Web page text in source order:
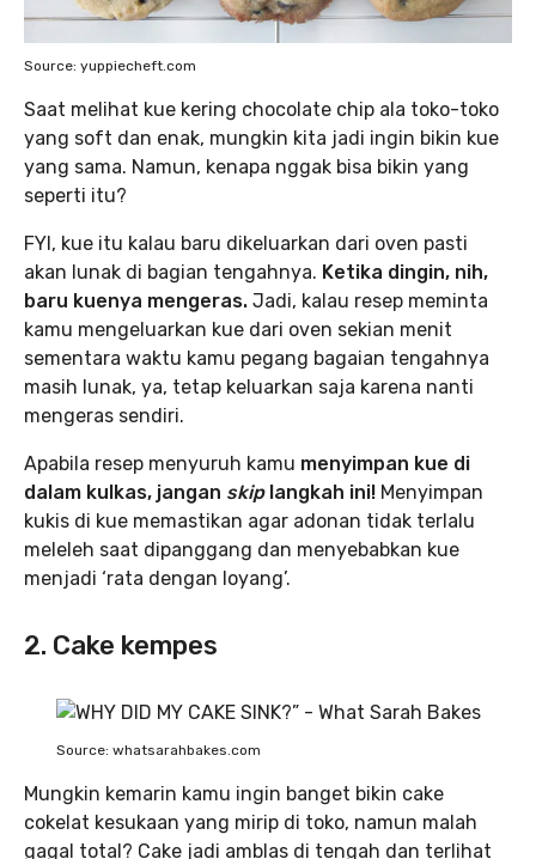
Source: yuppiecheft.com
Saat melihat kue kering chocolate chip ala toko-toko
yang soft dan enak, mungkin kita jadi ingin bikin kue
yang sama. Namun, kenapa nggak bisa bikin yang
seperti itu?
FYI, kue itu kalau baru dikeluarkan dari oven pasti
akan lunak di bagian tengahnya. Ketika dingin, nih,
baru kuenya mengeras. Jadi, kalau resep meminta
kamu mengeluarkan kue dari oven sekian menit
sementara waktu kamu pegang bagaian tengahnya
masih lunak, ya, tetap keluarkan saja karena nanti
mengeras sendiri.
Apabila resep menyuruh kamu menyimpan kue di
dalam kulkas, jangan skip langkah ini! Menyimpan
kukis di kue memastikan agar adonan tidak terlalu
meleleh saat dipanggang dan menyebabkan kue
menjadi ‘rata dengan loyang’.
2. Cake kempes
Source: whatsarahbakes.com
Mungkin kemarin kamu ingin banget bikin cake
cokelat kesukaan yang mirip di toko, namun malah
gagal total? Cake jadi amblas di tengah dan terlihat